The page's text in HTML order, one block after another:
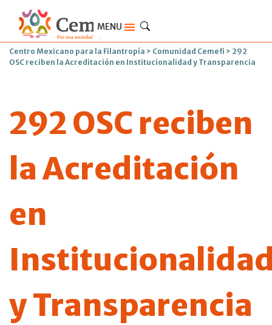
MENU
Centro Mexicano para la Filantropía > Comunidad Cemefi > 292
OSC reciben la Acreditación en Institucionalidad y Transparencia
292 OSC reciben
la Acreditación
en
y Transparencia